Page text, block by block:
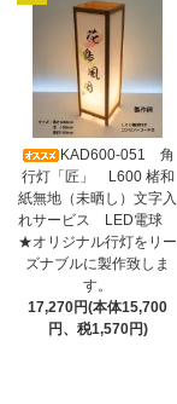
KAD600-051 角
行灯「匠」 L600 楮和
紙無地（未晒し）文字入
れサービス LED電球
★オリジナル行灯をリー
ズナブルに製作致しま
す。
17,270円(本体15,700
円、税1,570円)